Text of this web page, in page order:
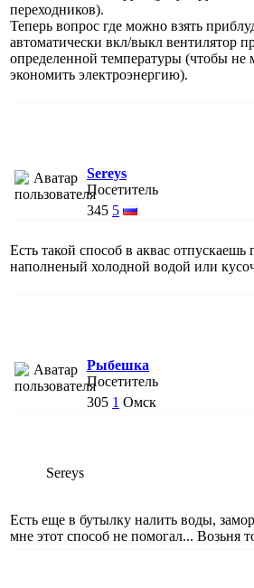
переходников).
Теперь вопрос где можно взять
автоматически вкл/выкл вентилятор
определенной температуры (чтобы не
экономить электроэнергию).
Sereys
Посетитель
345 5
Есть такой способ в аквас
наполненый холодной водой или
Рыбешка
Посетитель
305 1 Омск
Sereys
Есть еще в бутылку налить воды,
мне этот способ не помогал... Возьня